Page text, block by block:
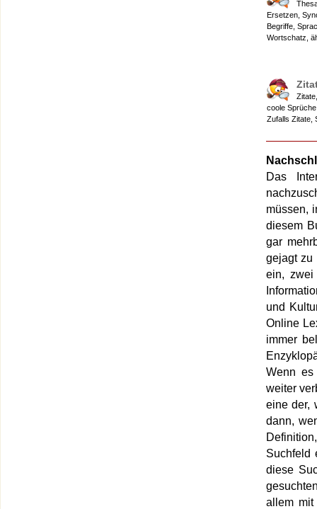
Ersetzen,
Begriffe,
Wortschatz,
coole
Zufalls Zitate,
Das
müssen,
diesem
gar
gejagt zu
ein,
und
Online
immer
Wenn es
weiter
eine der,
dann,
Suchfeld
diese
allem mit